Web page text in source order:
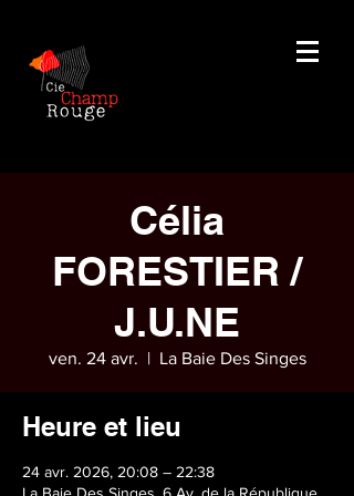
Célia
FORESTIER /
J.U.NE
ven. 24 avr.
  |
La Baie Des Singes
Heure et lieu
24 avr. 2026, 20:08 – 22:38